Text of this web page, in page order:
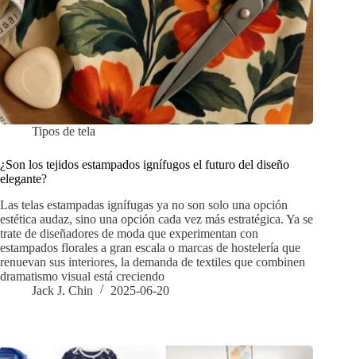
Tipos de tela
¿Son los tejidos estampados ignífugos el futuro del diseño
elegante?
Las telas estampadas ignífugas ya no son solo una opción
estética audaz, sino una opción cada vez más estratégica. Ya se
trate de diseñadores de moda que experimentan con
estampados florales a gran escala o marcas de hostelería que
renuevan sus interiores, la demanda de textiles que combinen
dramatismo visual está creciendo
Jack J. Chin
2025-06-20